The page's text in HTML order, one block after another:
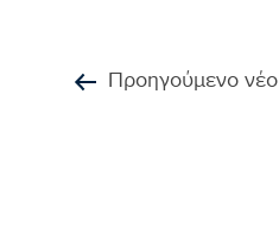
Προηγούμενο νέο